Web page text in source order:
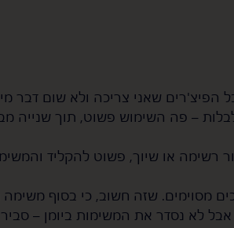
הפיצ'רים שאני צריכה ולא שום דבר
– פה השימוש פשוט, תוך שנייה
רשימה או שיוך, פשוט להקליד
מסוימים. שזה חשוב, כי בסוף משימה
לא נסדר את המשימות ביומן –